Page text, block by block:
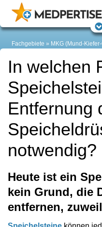
Fachgebiete MKG (Mund-
In welchen
Entfernung
notwendig?
Heute ist ein
kein Grund, die
entfernen,